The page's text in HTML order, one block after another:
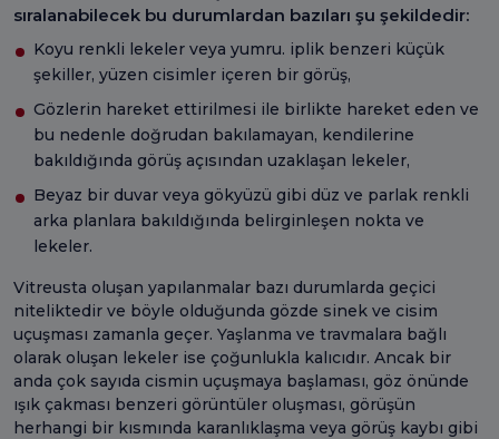
sıralanabilecek bu durumlardan bazıları şu şekildedir:
Koyu renkli lekeler veya yumru. iplik benzeri küçük
şekiller, yüzen cisimler içeren bir görüş,
Gözlerin hareket ettirilmesi ile birlikte hareket eden ve
bu nedenle doğrudan bakılamayan, kendilerine
bakıldığında görüş açısından uzaklaşan lekeler,
Beyaz bir duvar veya gökyüzü gibi düz ve parlak renkli
arka planlara bakıldığında belirginleşen nokta ve
lekeler.
Vitreusta oluşan yapılanmalar bazı durumlarda geçici
niteliktedir ve böyle olduğunda gözde sinek ve cisim
uçuşması zamanla geçer. Yaşlanma ve travmalara bağlı
olarak oluşan lekeler ise çoğunlukla kalıcıdır. Ancak bir
anda çok sayıda cismin uçuşmaya başlaması, göz önünde
ışık çakması benzeri görüntüler oluşması, görüşün
herhangi bir kısmında karanlıklaşma veya görüş kaybı gibi